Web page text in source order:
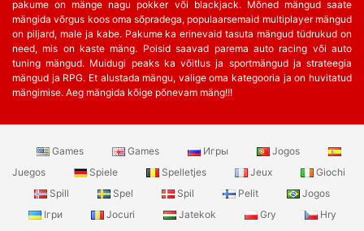
pakume on mänge nagu pokker või blackjack. Mõned mängud saate
mängida võrgus koos oma sõpradega, populaarsemaid multiplayer mängud
on piljard, male ja kabe. Pakume ka erinevaid tasuta mängud tüdrukud on
need, mis on kaste mäng. Poisid saavad parema auto racing või auto
tuning mängud. Muidugi peaks ka võitlus ja sportmängud ja strateegia
mängud ja RPG. Et alustada mängu, valige oma kategooria ja on huvitatud
mängimise. Aeg mängida kõige põnevam mäng!!!
Games Games Игры
Jogos
Juegos
Spiele Spelletjes Jeux
Giochi
Spill
Spel Spil Pelit
Jogos
Ігри
Jocuri Jatekok Gry
Hry